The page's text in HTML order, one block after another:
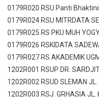
0179R020 RSU Panti
0179R024 RSU MITRDATA
0179R025 RS PKU MUH
0179R026 RSKIDATA
0179R027 RS AKADEMIK
1202R001 RSUP DR.
1202R002 RSUD SLEMAN
1202R003 RSJ. GRHASIA JL.